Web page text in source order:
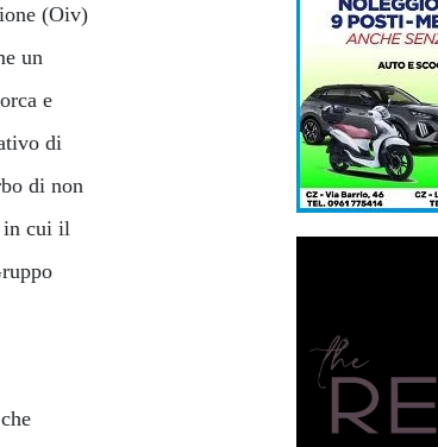
(Oiv)
un
e
di
di non
in cui il